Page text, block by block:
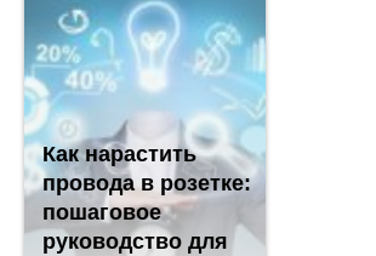
Как нарастить
провода в розетке:
пошаговое
руководство для